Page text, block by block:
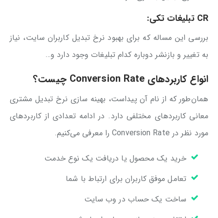
CR تبلیغات تکی:
بررسی این مساله که برای بهبود نرخ تبدیل کاربران سایت، نیاز
به تغییر و بازنشر دوباره کدام تبلیغات وجود دارد و…
انواع کاربردهای Conversion Rate چیست؟
همان‌طور که از نام آن پیداست، بهینه سازی نرخ تبدیل مشتری
معانی کاربردهای مختلفی دارد. در ادامه تعدادی از کاربردهای
مورد نظر در Conversion Rate را معرفی می‌کنیم.
خرید یک محصول یا دریافت یک نوع خدمت
تعامل موفق کاربران برای ارتباط با شما
ساخت یک حساب در وب سایت